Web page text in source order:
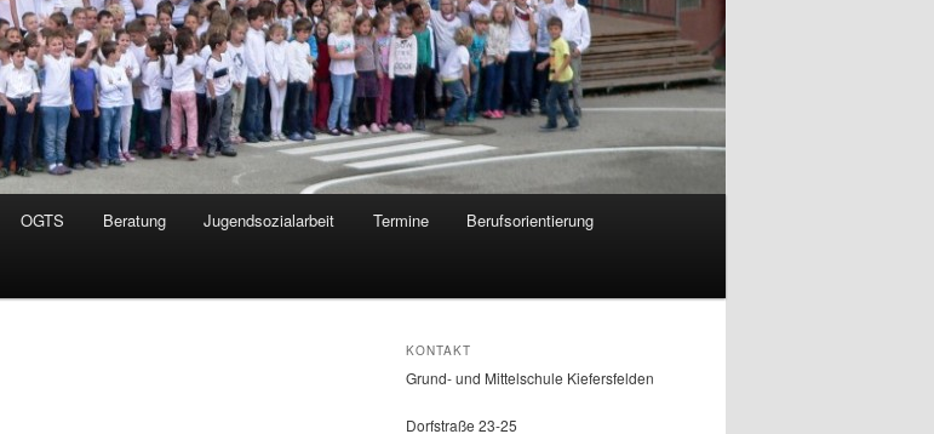
OGTS Beratung Jugendsozialarbeit Termine Berufsorientierung
KONTAKT
Grund- und Mittelschule Kiefersfelden
Dorfstraße 23-25